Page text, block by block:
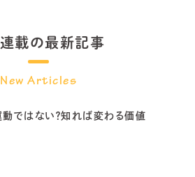
載の最新記事
動ではない？知れば変わる価値